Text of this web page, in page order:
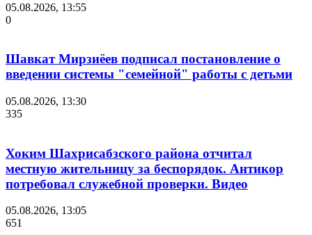
05.08.2026, 13:55
0
Шавкат Мирзиёев подписал постановление о
введении системы "семейной" работы с детьми
05.08.2026, 13:30
335
Хоким Шахрисабзского района отчитал
местную жительницу за беспорядок. Антикор
потребовал служебной проверки. Видео
05.08.2026, 13:05
651